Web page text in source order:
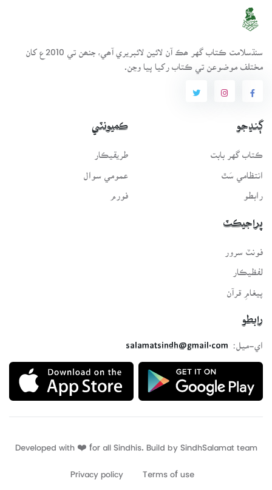
سنڌسلامت ڪتاب گهر ھڪ آن لائين لائبريري آھي، جنھن تي 2010ع کان
مختلف موضوعن تي ڪتاب رکيا پيا وڃن.
ڳنڍجو
ڪتاب گهر بابت
انتظامي سَٿ
رابطو
ڪميونٽي
طريقيڪار
عمومي سوال
فورم
پراجيڪٽ
لفظيڪار
پيغامِ قرآن
رابطو
اي-ميل:
salamatsindh@gmail.com
Developed with ❤️ for all Sindhis. Build by
Terms of use